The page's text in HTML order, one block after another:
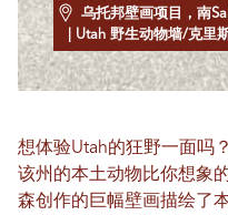
乌托邦壁画项目，南
| Utah 野生动物墙/克里
想体验Utah的狂野一面吗
该州的本土动物比你想象
森创作的巨幅壁画描绘了